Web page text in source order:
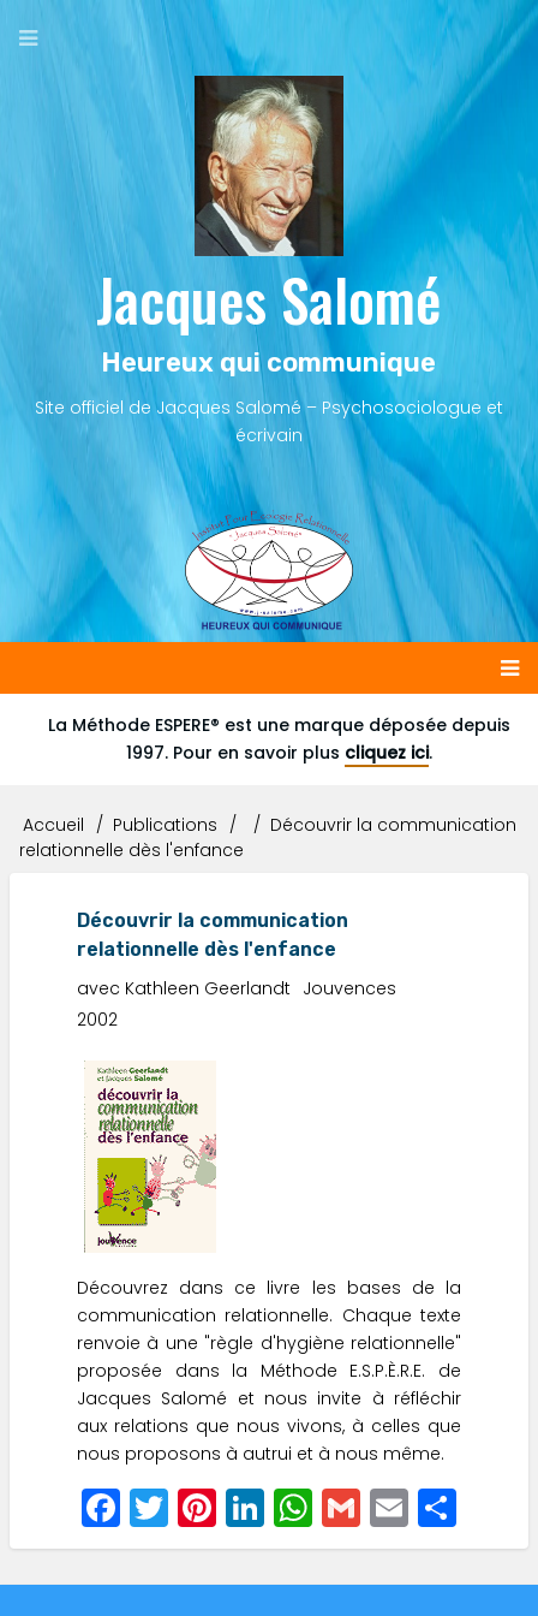
au
Jacques Salomé
Heureux qui communique
Site officiel de Jacques Salomé – Psychosociologue et
écrivain
Main
navigation
La Méthode ESPERE® est une marque déposée depuis
1997. Pour en savoir plus cliquez ici.
FilAccueil Publications
Découvrir la communication
relationnelle dès l'enfance
Découvrir la communication
relationnelle dès l'enfance
avec Kathleen Geerlandt Jouvences
2002
Découvrez dans ce livre les bases de la
communication relationnelle. Chaque texte
renvoie à une "règle d'hygiène relationnelle"
proposée dans la Méthode E.S.P.È.R.E. de
Jacques Salomé et nous invite à réfléchir
aux relations que nous vivons, à celles que
nous proposons à autrui et à nous même.
F
a
c
T
w
it
Pi
nt
er
Li
n
k
W
h
a
G
m
ai
E
m
ai
h
a